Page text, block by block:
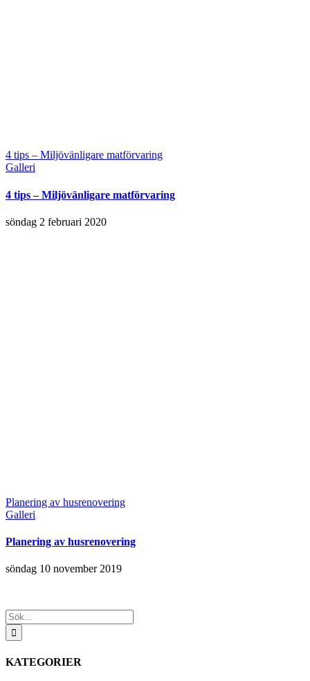
4 tips – Miljövänligare matförvaring
Galleri
4 tips – Miljövänligare matförvaring
söndag 2 februari 2020
Planering av husrenovering
Galleri
Planering av husrenovering
söndag 10 november 2019
Sök
efter:
KATEGORIER